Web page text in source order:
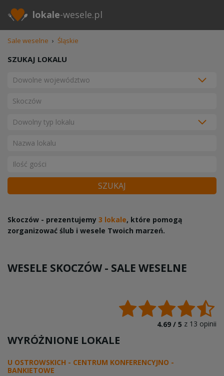
lokale-wesele.pl
Sale weselne › Śląskie
SZUKAJ LOKALU
SZUKAJ
Skoczów - prezentujemy 3 lokale, które pomogą
zorganizować ślub i wesele Twoich marzeń.
WESELE SKOCZÓW - SALE WESELNE
4.69 / 5 z 13 opinii
WYRÓŻNIONE LOKALE
U OSTROWSKICH - CENTRUM KONFERENCYJNO -
BANKIETOWE